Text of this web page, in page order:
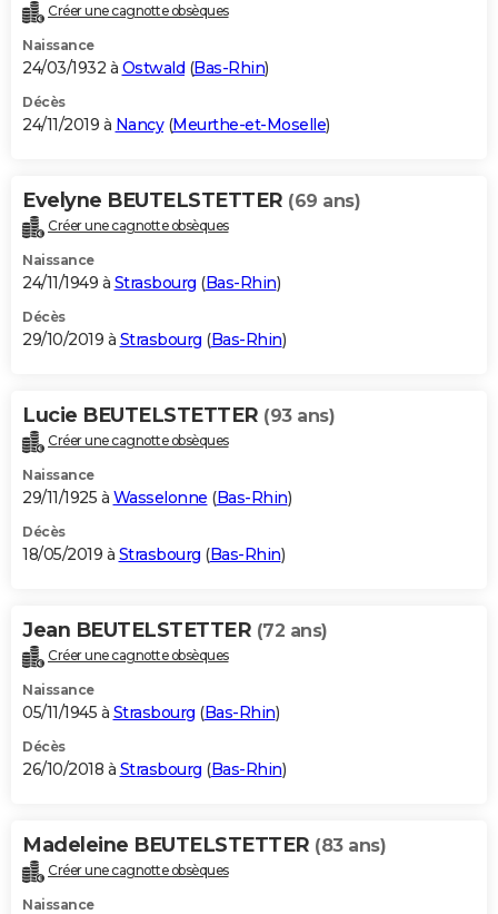
Créer une cagnotte obsèques
Naissance
24/03/1932 à Ostwald (Bas-Rhin)
Décès
24/11/2019 à Nancy(Meurthe-et-Moselle)
Evelyne BEUTELSTETTER (69 ans)
Créer une cagnotte obsèques
Naissance
24/11/1949 à Strasbourg (Bas-Rhin)
Décès
29/10/2019 à Strasbourg (Bas-Rhin)
Lucie BEUTELSTETTER (93 ans)
Créer une cagnotte obsèques
Naissance
29/11/1925 à Wasselonne (Bas-Rhin)
Décès
18/05/2019 à Strasbourg (Bas-Rhin)
Jean BEUTELSTETTER (72 ans)
Créer une cagnotte obsèques
Naissance
05/11/1945 à Strasbourg (Bas-Rhin)
Décès
26/10/2018 à Strasbourg (Bas-Rhin)
Madeleine BEUTELSTETTER (83 ans)
Créer une cagnotte obsèques
Naissance